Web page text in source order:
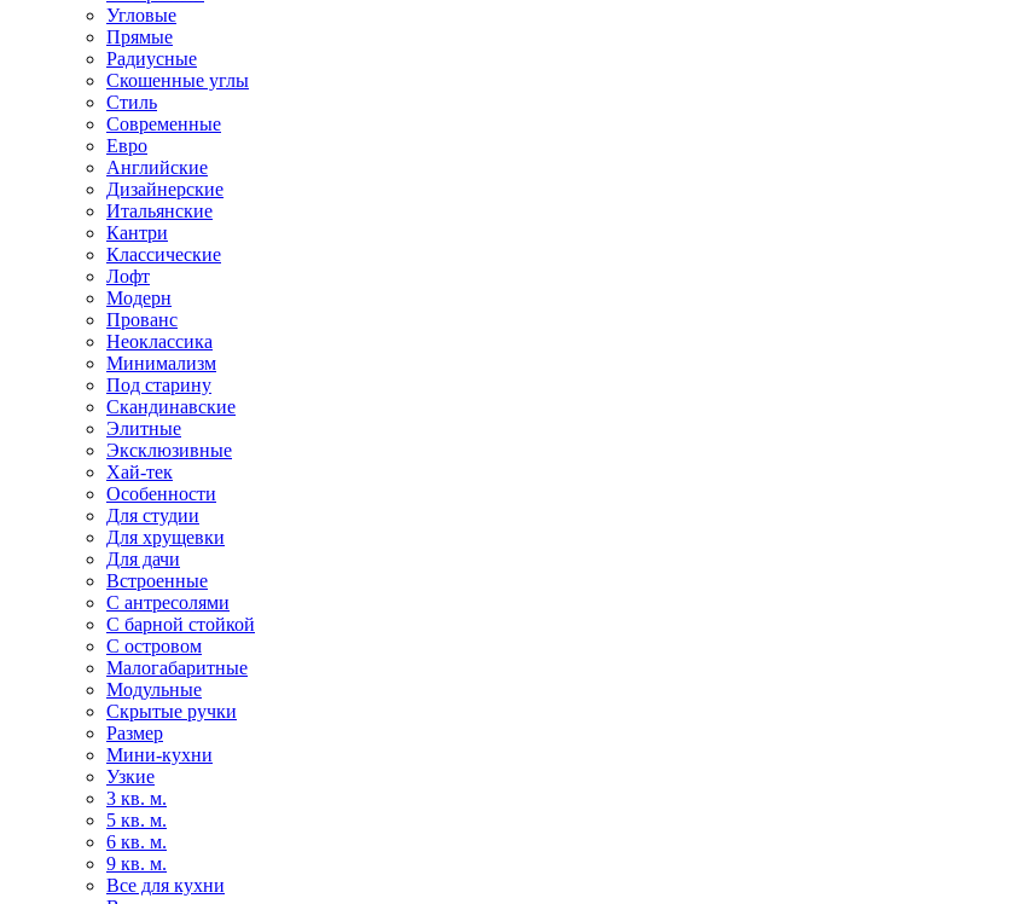
Угловые
Прямые
Радиусные
Скошенные углы
Стиль
Современные
Евро
Английские
Дизайнерские
Итальянские
Кантри
Классические
Лофт
Модерн
Прованс
Неоклассика
Минимализм
Под старину
Скандинавские
Элитные
Эксклюзивные
Хай-тек
Особенности
Для студии
Для хрущевки
Для дачи
Встроенные
С антресолями
С барной стойкой
С островом
Малогабаритные
Модульные
Скрытые ручки
Размер
Мини-кухни
Узкие
3 кв. м.
5 кв. м.
6 кв. м.
9 кв. м.
Все для кухни